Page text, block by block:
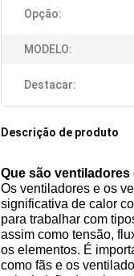
Opção:
MODELO:
Destacar:
Descrição de produto
Que são
Os ventiladores e os
significativa de calor
para trabalhar com
assim como tensão,
os elementos. É
como fãs e os